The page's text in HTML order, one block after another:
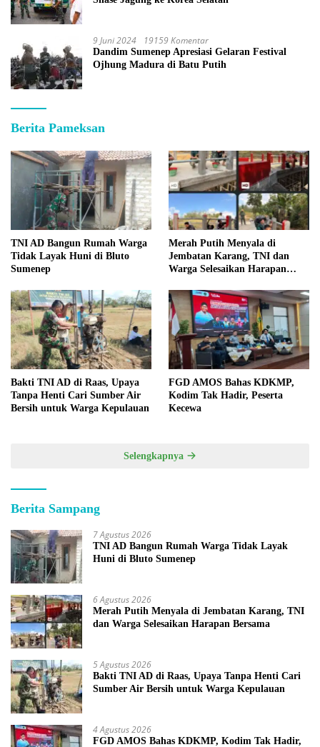
9 Juni 2024 19159 Komentar
Dandim Sumenep Apresiasi Gelaran Festival
Ojhung Madura di Batu Putih
Berita Pameksan
TNI AD Bangun Rumah Warga
Tidak Layak Huni di Bluto
Sumenep
Merah Putih Menyala di
Jembatan Karang, TNI dan
Warga Selesaikan Harapan
Bakti TNI AD di Raas, Upaya
Tanpa Henti Cari Sumber Air
Bersih untuk Warga Kepulauan
FGD AMOS Bahas KDKMP,
Kodim Tak Hadir, Peserta
Kecewa
Selengkapnya
Berita Sampang
7 Agustus 2026
TNI AD Bangun Rumah Warga Tidak Layak
Huni di Bluto Sumenep
6 Agustus 2026
Merah Putih Menyala di Jembatan Karang, TNI
dan Warga Selesaikan Harapan Bersama
5 Agustus 2026
Bakti TNI AD di Raas, Upaya Tanpa Henti Cari
Sumber Air Bersih untuk Warga Kepulauan
4 Agustus 2026
FGD AMOS Bahas KDKMP, Kodim Tak Hadir,